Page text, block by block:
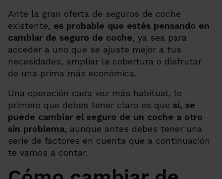
Ante la gran oferta de seguros de coche
existente, es probable que estés pensando en
cambiar de seguro de coche, ya sea para
acceder a uno que se ajuste mejor a tus
necesidades, ampliar la cobertura o disfrutar
de una prima más económica.
Una operación cada vez más habitual, lo
primero que debes tener claro es que sí, se
puede cambiar el seguro de un coche a otro
sin problema, aunque antes debes tener una
serie de factores en cuenta que a continuación
te vamos a contar.